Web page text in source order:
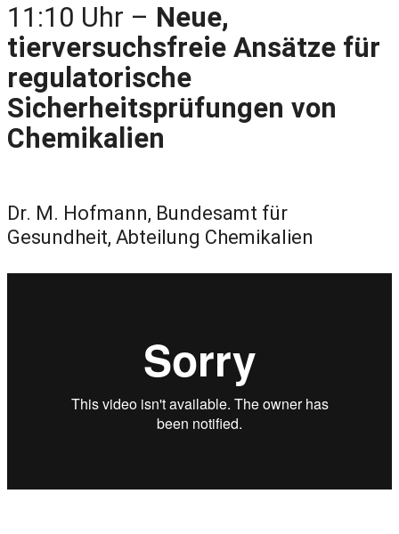
11:10 Uhr – Neue,
tierversuchsfreie Ansätze für
regulatorische
Sicherheitsprüfungen von
Chemikalien
Dr. M. Hofmann, Bundesamt für
Gesundheit, Abteilung Chemikalien